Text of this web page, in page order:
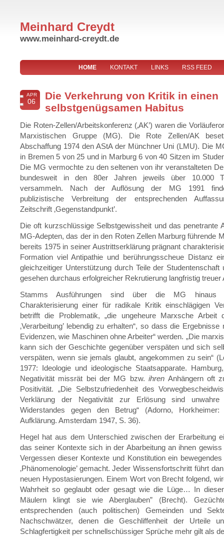
Meinhard Creydt
www.meinhard-creydt.de
HOME KONTAKT LINKS RSS FEED
APR
06
Die Verkehrung von Kritik in einen
selbstgenügsamen Habitus
Die Roten-Zellen/Arbeitskonferenz (‚AK’) waren die
Marxistischen Gruppe (MG). Die Rote Zellen/AK
Abschaffung 1974 den AStA der Münchner Uni (LMU). Die
in Bremen 5 von 25 und in Marburg 6 von 40 Sitzen im
Die MG vermochte zu den seltenen von ihr veranstalteten
bundesweit in den 80er Jahren jeweils über 10.000
versammeln. Nach der Auflösung der MG 1991
publizistische Verbreitung der entsprechenden
Zeitschrift ‚Gegenstandpunkt’.
Die oft kurzschlüssige Selbstgewissheit und das penetrante
MG-Adepten, das der in den Roten Zellen Marburg führende
bereits 1975 in seiner Austrittserklärung prägnant
Formation viel Antipathie und berührungsscheue Distanz
gleichzeitiger Unterstützung durch Teile der Studentenschaft
gesehen durchaus erfolgreicher Rekrutierung langfristig treuer
Stamms Ausführungen sind über die MG hinaus
Charakterisierung einer für radikale Kritik einschlägigen
betrifft die Problematik, „die ungeheure Marxsche Arbeit
‚Verarbeitung’ lebendig zu erhalten“, so dass die Ergebnisse
Evidenzen, wie Maschinen ohne Arbeiter“ werden. „Die
kann sich der Geschichte gegenüber verspäten und sich
verspäten, wenn sie jemals glaubt, angekommen zu sein“
1977: Ideologie und ideologische Staatsapparate.
Negativität missrät bei der MG bzw.ihren Anhängern oft
Positivität. „Die Selbstzufriedenheit des
Verklärung der Negativität zur Erlösung sind
Widerstandes gegen den Betrug“ (Adorno,
Aufklärung. Amsterdam 1947, S. 36).
Hegel hat aus dem Unterschied zwischen der Erarbeitung
das seiner Kontexte sich in der Abarbeitung an ihnen
Vergessen dieser Kontexte und Konstitution ein
‚Phänomenologie’ gemacht. Jeder Wissensfortschritt führt
neuen Hypostasierungen. Einem Wort von Brecht folgend,
Wahrheit so geglaubt oder gesagt wie die Lüge… In
Mäulern klingt sie wie Aberglauben” (Brecht).
entsprechenden (auch politischen) Gemeinden und
Nachschwätzer, denen die Geschliffenheit der Urteile
Schlagfertigkeit per schnellschüssiger Sprüche mehr gilt als